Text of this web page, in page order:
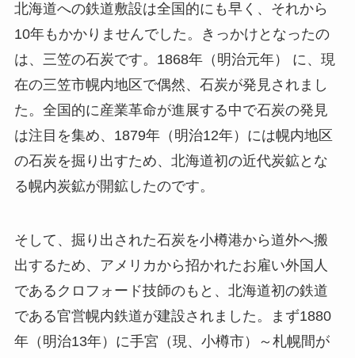
北海道への鉄道敷設は全国的にも早く、それから
10年もかかりませんでした。きっかけとなったの
は、三笠の石炭です。1868年（明治元年） に、現
在の三笠市幌内地区で偶然、石炭が発見されまし
た。全国的に産業革命が進展する中で石炭の発見
は注目を集め、1879年（明治12年）には幌内地区
の石炭を掘り出すため、北海道初の近代炭鉱とな
る幌内炭鉱が開鉱したのです。
そして、掘り出された石炭を小樽港から道外へ搬
出するため、アメリカから招かれたお雇い外国人
であるクロフォード技師のもと、北海道初の鉄道
である官営幌内鉄道が建設されました。まず1880
年（明治13年）に手宮（現、小樽市）～札幌間が